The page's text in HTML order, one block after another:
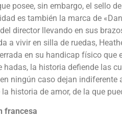
posee, sin embargo, el sello
es también la marca de
director llevando en sus
a vivir en silla de ruedas,
en su handicap físico que
hadas, la historia defiende las
ningún caso dejan indiferente
historia de amor, de la que
francesa